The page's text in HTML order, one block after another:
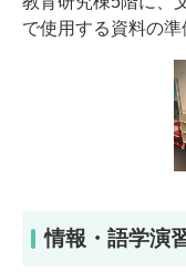
で使用する資料の準
情報・語学演